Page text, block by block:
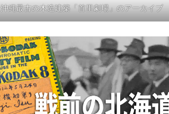
沖縄最古の木造建築「首里劇場」のアーカイブ